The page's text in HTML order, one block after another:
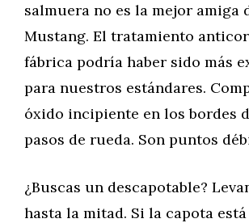
salmuera no es la mejor amiga
Mustang. El tratamiento
fábrica podría haber sido más
para nuestros estándares.
óxido incipiente en los bordes
pasos de rueda. Son puntos
¿Buscas un descapotable?
hasta la mitad. Si la capota